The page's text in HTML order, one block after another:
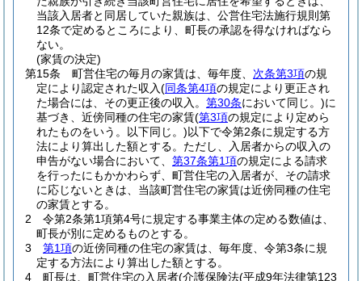
当該入居者と同居していた親族は、公営住宅法施行規則第
12条で定めるところにより、町長の承認を得なければなら
ない。
(家賃の決定)
第15条
町営住宅の毎月の家賃は、毎年度、 次条第3項の規
定により認定された収入(同条第4項の規定により更正され
た場合には、その更正後の収入。 第30条において同じ。)に
基づき、近傍同種の住宅の家賃(第3項の規定により定めら
れたものをいう。以下同じ。)以下で令第2条に規定する方
法により算出した額とする。 ただし、入居者からの収入の
申告がない場合において、 第37条第1項の規定による請求
を行ったにもかかわらず、町営住宅の入居者が、その請求
に応じないときは、当該町営住宅の家賃は近傍同種の住宅
の家賃とする。
2
令第2条第1項第4号に規定する事業主体の定める数値は、
町長が別に定めるものとする。
3
第1項の近傍同種の住宅の家賃は、毎年度、令第3条に規
定する方法により算出した額とする。
4
町長は、町営住宅の入居者(介護保険法(平成9年法律第123